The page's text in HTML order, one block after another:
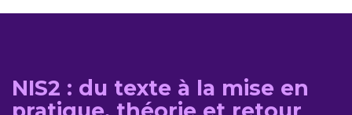
NIS2 : du texte à la mise en